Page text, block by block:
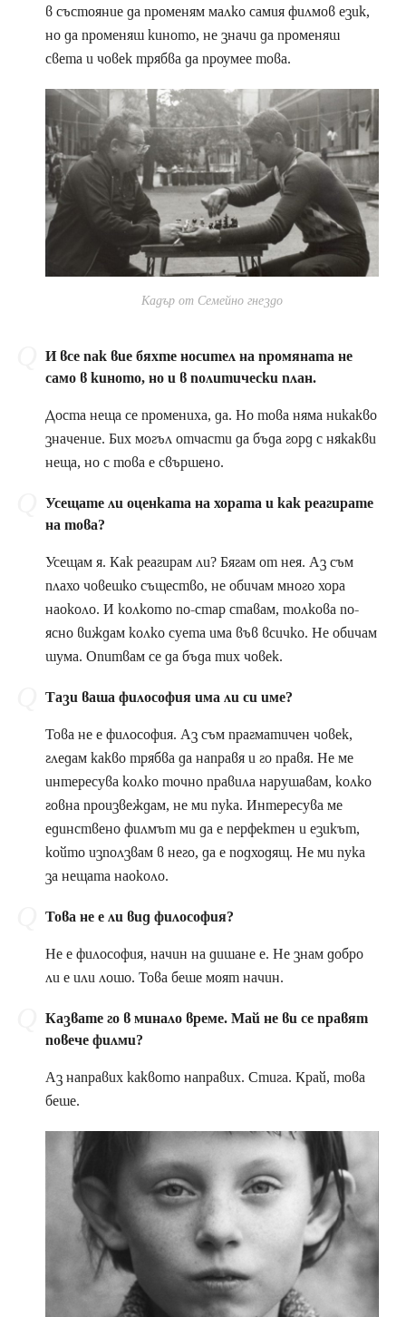
в състояние да променям малко самия филмов език,
но да променяш киното, не значи да променяш
света и човек трябва да проумее това.
Кадър от Семейно гнездо
И все пак вие бяхте носител на промяната не
само в киното, но и в политически план.
Доста неща се промениха, да. Но това няма никакво
значение. Бих могъл отчасти да бъда горд с някакви
неща, но с това е свършено.
Усещате ли оценката на хората и как реагирате
на това?
Усещам я. Как реагирам ли? Бягам от нея. Аз съм
плахо човешко същество, не обичам много хора
наоколо. И колкото по-стар ставам, толкова по-
ясно виждам колко суета има във всичко. Не обичам
шума. Опитвам се да бъда тих човек.
Тази ваша философия има ли си име?
Това не е философия. Аз съм прагматичен човек,
гледам какво трябва да направя и го правя. Не ме
интересува колко точно правила нарушавам, колко
говна произвеждам, не ми пука. Интересува ме
единствено филмът ми да е перфектен и езикът,
който използвам в него, да е подходящ. Не ми пука
за нещата наоколо.
Това не е ли вид философия?
Не е философия, начин на дишане е. Не знам добро
ли е или лошо. Това беше моят начин.
Казвате го в минало време. Май не ви се правят
повече филми?
Аз направих каквото направих. Стига. Край, това
беше.